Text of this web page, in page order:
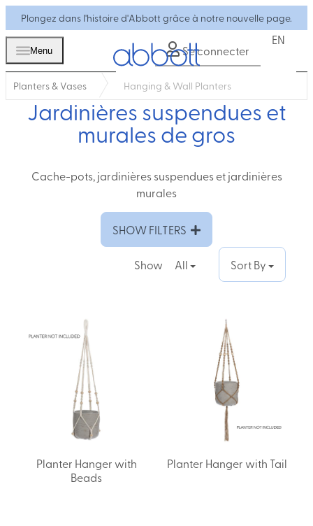
Plongez dans l'histoire d'Abbott grâce à notre nouvelle page.
Menu Se connecter
EN
Planters & Vases Hanging & Wall Planters
Jardinières suspendues et
murales de gros
Cache-pots, jardinières suspendues et jardinières
murales
SHOW FILTERS
Show All Sort By
Planter Hanger with
Beads
Planter Hanger with Tail